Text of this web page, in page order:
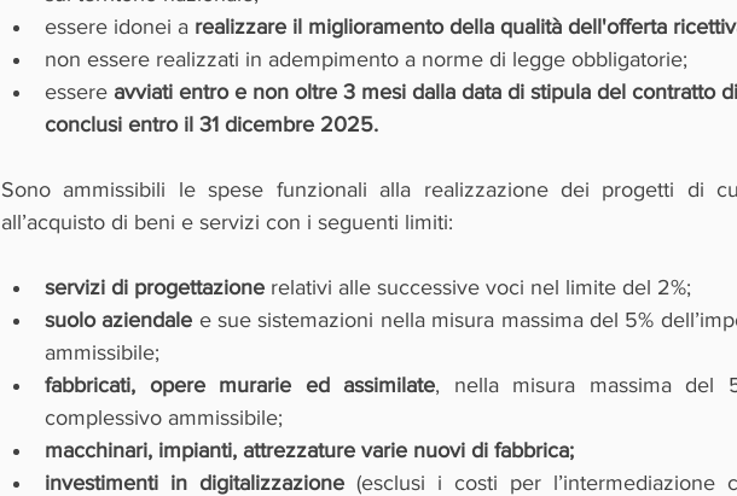
essere idonei a realizzare il miglioramento della qualità dell'offerta
non essere realizzati in adempimento a norme di legge obbligatorie;
essere avviati entro e non oltre 3 mesi dalla data di stipula del contratto
conclusi entro il 31 dicembre 2025.
Sono ammissibili le spese funzionali alla realizzazione dei progetti di
all’acquisto di beni e servizi con i seguenti limiti:
servizi di progettazione relativi alle successive voci nel limite del 2%;
suolo aziendale e sue sistemazioni nella misura massima del 5%
ammissibile;
fabbricati, opere murarie ed assimilate, nella misura massima del
complessivo ammissibile;
macchinari, impianti, attrezzature varie nuovi di fabbrica;
investimenti in digitalizzazione (esclusi i costi per l’intermediazione